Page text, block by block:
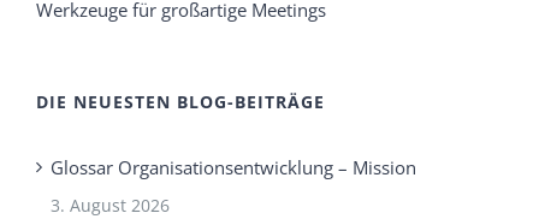
Werkzeuge für großartige Meetings
DIE NEUESTEN BLOG-BEITRÄGE
Glossar Organisationsentwicklung – Mission
3. August 2026